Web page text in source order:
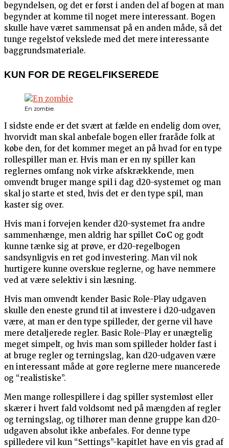
begyndelsen, og det er først i anden del af bogen at man
begynder at komme til noget mere interessant. Bogen
skulle have været sammensat på en anden måde, så det
tunge regelstof vekslede med det mere interessante
baggrundsmateriale.
KUN FOR DE REGELFIKSEREDE
En zombie.
I sidste ende er det svært at fælde en endelig dom over,
hvorvidt man skal anbefale bogen eller fraråde folk at
købe den, for det kommer meget an på hvad for en type
rollespiller man er. Hvis man er en ny spiller kan
reglernes omfang nok virke afskrækkende, men
omvendt bruger mange spil i dag d20-systemet og man
skal jo starte et sted, hvis det er den type spil, man
kaster sig over.
Hvis man i forvejen kender d20-systemet fra andre
sammenhænge, men aldrig har spillet CoC og godt
kunne tænke sig at prøve, er d20-regelbogen
sandsynligvis en ret god investering. Man vil nok
hurtigere kunne overskue reglerne, og have nemmere
ved at være selektiv i sin læsning.
Hvis man omvendt kender Basic Role-Play udgaven
skulle den eneste grund til at investere i d20-udgaven
være, at man er den type spilleder, der gerne vil have
mere detaljerede regler. Basic Role-Play er unægtelig
meget simpelt, og hvis man som spilleder holder fast i
at bruge regler og terningslag, kan d20-udgaven være
en interessant måde at gøre reglerne mere nuancerede
og “realistiske”.
Men mange rollespillere i dag spiller systemløst eller
skærer i hvert fald voldsomt ned på mængden af regler
og terningslag, og tilhører man denne gruppe kan d20-
udgaven absolut ikke anbefales. For denne type
spilledere vil kun “Settings”-kapitlet have en vis grad af